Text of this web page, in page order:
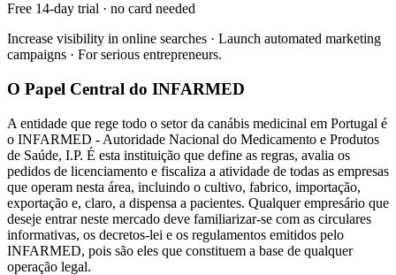
Free 14-day trial · no card needed
Increase visibility in online searches · Launch automated marketing
campaigns · For serious entrepreneurs.
O Papel Central do INFARMED
A entidade que rege todo o setor da canábis medicinal em Portugal é
o INFARMED - Autoridade Nacional do Medicamento e Produtos
de Saúde, I.P. É esta instituição que define as regras, avalia os
pedidos de licenciamento e fiscaliza a atividade de todas as empresas
que operam nesta área, incluindo o cultivo, fabrico, importação,
exportação e, claro, a dispensa a pacientes. Qualquer empresário que
deseje entrar neste mercado deve familiarizar-se com as circulares
informativas, os decretos-lei e os regulamentos emitidos pelo
INFARMED, pois são eles que constituem a base de qualquer
operação legal.